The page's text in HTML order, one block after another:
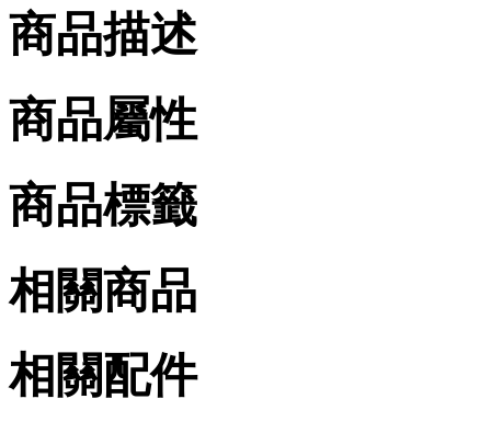
商品描述
商品屬性
商品標籤
相關商品
相關配件